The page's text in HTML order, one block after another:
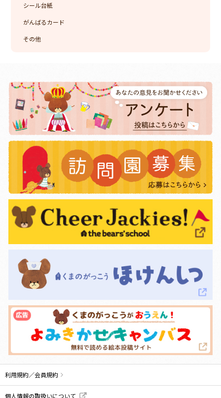
シール台紙
がんばるカード
その他
利用規約／会員規約
個人情報の取扱いについて